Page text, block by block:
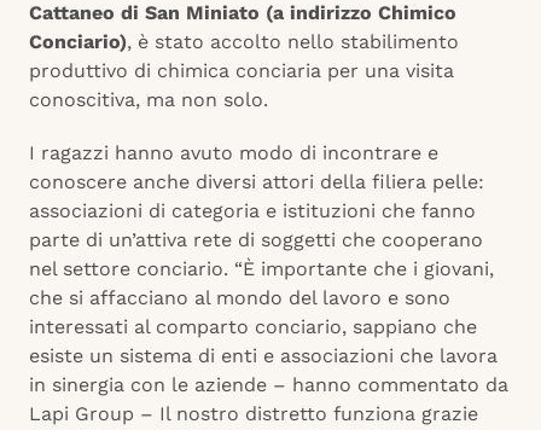
Cattaneo di San Miniato (a indirizzo Chimico
Conciario), è stato accolto nello stabilimento
produttivo di chimica conciaria per una visita
conoscitiva, ma non solo.
I ragazzi hanno avuto modo di incontrare e
conoscere anche diversi attori della filiera pelle:
associazioni di categoria e istituzioni che fanno
parte di un’attiva rete di soggetti che cooperano
nel settore conciario. “È importante che i giovani,
che si affacciano al mondo del lavoro e sono
interessati al comparto conciario, sappiano che
esiste un sistema di enti e associazioni che lavora
in sinergia con le aziende – hanno commentato da
Lapi Group – Il nostro distretto funziona grazie